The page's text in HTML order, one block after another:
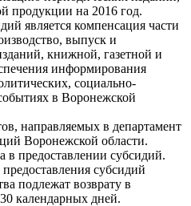
продукции на 2016 год.
является компенсация части
выпуск и
книжной, газетной и
информирования
социально-
в Воронежской
направляемых в департамент
Воронежской области.
в предоставлении субсидий.
субсидий
подлежат возврату в
календарных дней.